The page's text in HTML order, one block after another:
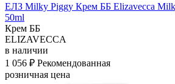
ЕЛЗ Milky Piggy Крем ББ Elizavecca
50ml
Крем ББ
ELIZAVECCA
в наличии
1 056 ₽ Рекомендованная
розничная цена